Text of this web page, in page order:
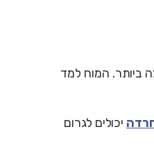
ביותר. המוח למד
יכולים לגרום